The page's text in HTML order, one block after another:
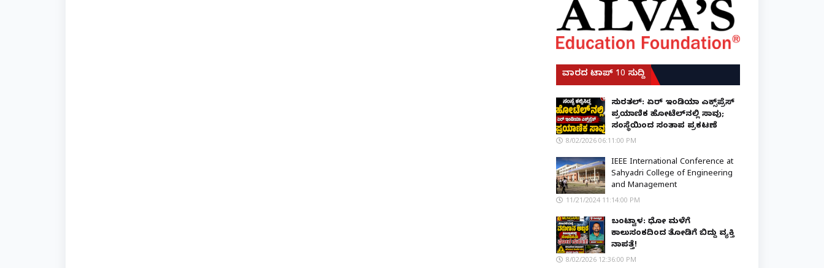
ವಾರದ ಟಾಪ್ 10 ಸುದ್ದಿ
ಸುರತ್ಕಲ್: ಏರ್ ಇಂಡಿಯಾ ಎಕ್ಸ್‌ಪ್ರೆಸ್
ಪ್ರಯಾಣಿಕ ಹೋಟೆಲ್‌ನಲ್ಲಿ ಸಾವು;
ಸಂಸ್ಥೆಯಿಂದ ಸಂತಾಪ ಪ್ರಕಟಣೆ
8/02/2026 06:11:00 PM
IEEE International Conference at
Sahyadri College of Engineering
and Management
11/21/2024 11:14:00 PM
ಬಂಟ್ವಾಳ: ಧೋ ಮಳೆಗೆ
ಕಾಲುಸಂಕದಿಂದ ತೋಡಿಗೆ ಬಿದ್ದು ವ್ಯಕ್ತಿ
ನಾಪತ್ತೆ!
8/02/2026 12:36:00 PM